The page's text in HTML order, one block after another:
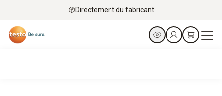
Directement du fabricant